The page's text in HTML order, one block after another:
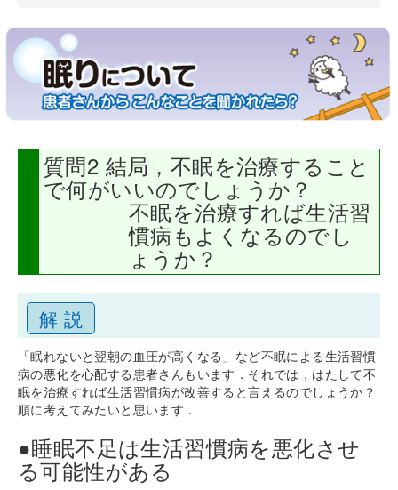
質問2 結局，不眠を治療すること
で何がいいのでしょうか？
不眠を治療すれば生活習
慣病もよくなるのでし
ょうか？
解 説
「眠れないと翌朝の血圧が高くなる」など不眠による生活習慣
病の悪化を心配する患者さんもいます．それでは，はたして不
眠を治療すれば生活習慣病が改善すると言えるのでしょうか？
順に考えてみたいと思います．
●睡眠不足は生活習慣病を悪化させ
る可能性がある